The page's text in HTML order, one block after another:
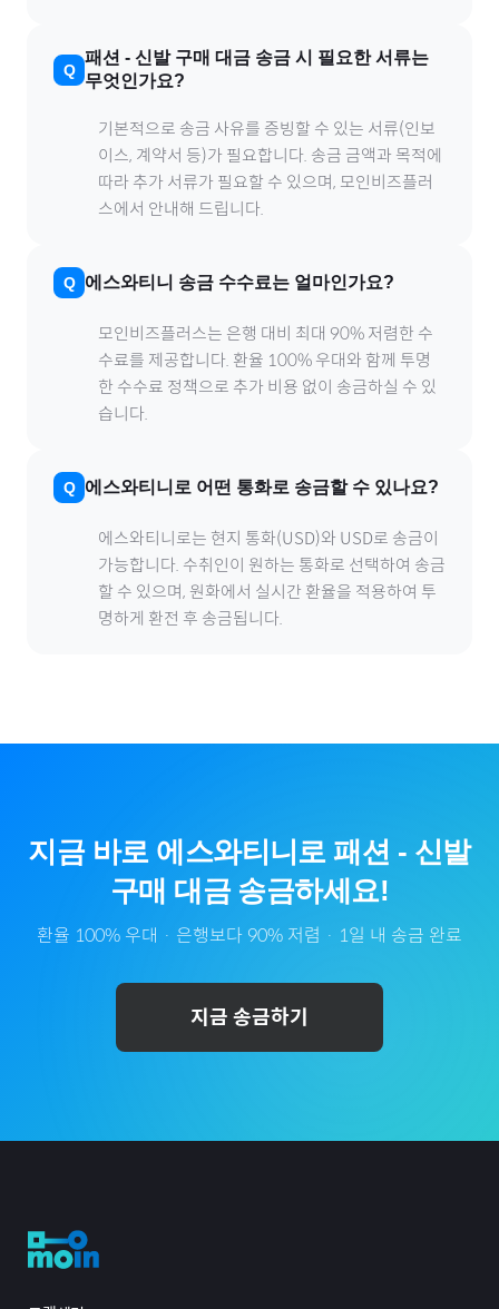
패션 - 신발구매 대금 송금 시 필요한 서류는
무엇인가요?
기본적으로 송금 사유를 증빙할 수 있는 서류(인보
이스, 계약서 등)가 필요합니다. 송금 금액과 목적에
따라 추가 서류가 필요할 수 있으며, 모인비즈플러
스에서 안내해 드립니다.
에스와티니 송금 수수료는 얼마인가요?
모인비즈플러스는 은행 대비 최대 90% 저렴한 수
수료를 제공합니다. 환율 100% 우대와 함께 투명
한 수수료 정책으로 추가 비용 없이 송금하실 수 있
습니다.
에스와티니 로 어떤 통화로 송금할 수 있나요?
에스와티니로는 현지 통화(USD)와 USD로 송금이
가능합니다. 수취인이 원하는 통화로 선택하여 송금
할 수 있으며, 원화에서 실시간 환율을 적용하여 투
명하게 환전 후 송금됩니다.
지금 바로 에스와티니 로 패션 - 신발
구매 대금 송금하세요!
환율 100% 우대 · 은행보다 90% 저렴 · 1일 내 송금 완료
지금 송금하기